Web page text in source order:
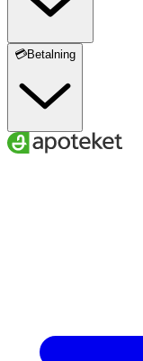
💳Betalning